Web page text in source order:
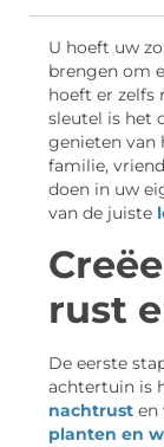
U hoeft uw
brengen om
hoeft er zelfs
sleutel is het
genieten van
familie,
doen in uw
van de juiste
rust
De eerste
achtertuin is
nachtrust en
planten en